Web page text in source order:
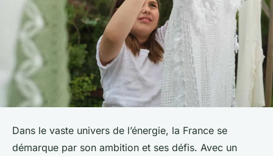
Dans le vaste univers de l’énergie, la France se
démarque par son ambition et ses défis. Avec un